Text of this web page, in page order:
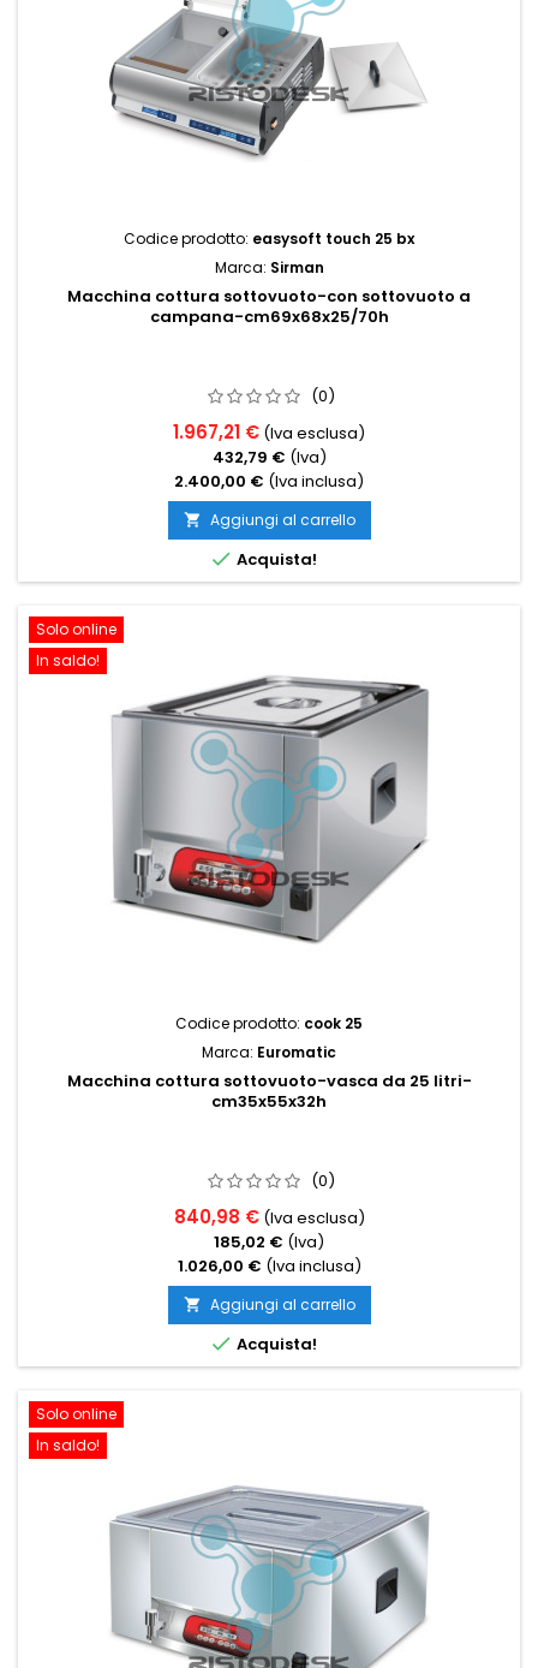
Codice prodotto: easysoft touch 25 bx
Marca: Sirman
Macchina cottura sottovuoto-con sottovuoto a
campana-cm69x68x25/70h
(0)
1.967,21 € (Iva esclusa)
432,79 € (Iva)
2.400,00 € (Iva inclusa)
 Aggiungi al carrello
 Acquista!
Solo online
In saldo!
Codice prodotto: cook 25
Marca: Euromatic
Macchina cottura sottovuoto-vasca da 25 litri-
cm35x55x32h
(0)
840,98 € (Iva esclusa)
185,02 € (Iva)
1.026,00 € (Iva inclusa)
 Aggiungi al carrello
 Acquista!
Solo online
In saldo!